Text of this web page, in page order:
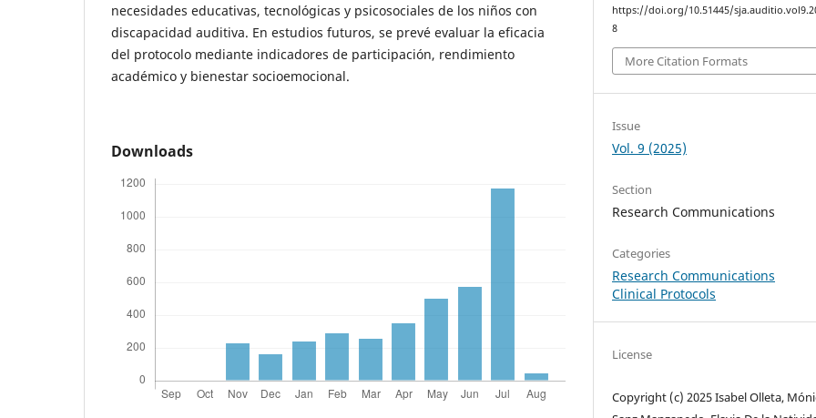
necesidades educativas, tecnológicas y psicosociales de los niños con
discapacidad auditiva. En estudios futuros, se prevé evaluar la eficacia
del protocolo mediante indicadores de participación, rendimiento
académico y bienestar socioemocional.
Downloads
https://doi.org/10.51445/
8
More Citation Formats
Issue
Vol. 9 (2025)
Section
Research Communications
Categories
Research Communications
Clinical Protocols
License
Copyright (c) 2025 Isabel Olleta,